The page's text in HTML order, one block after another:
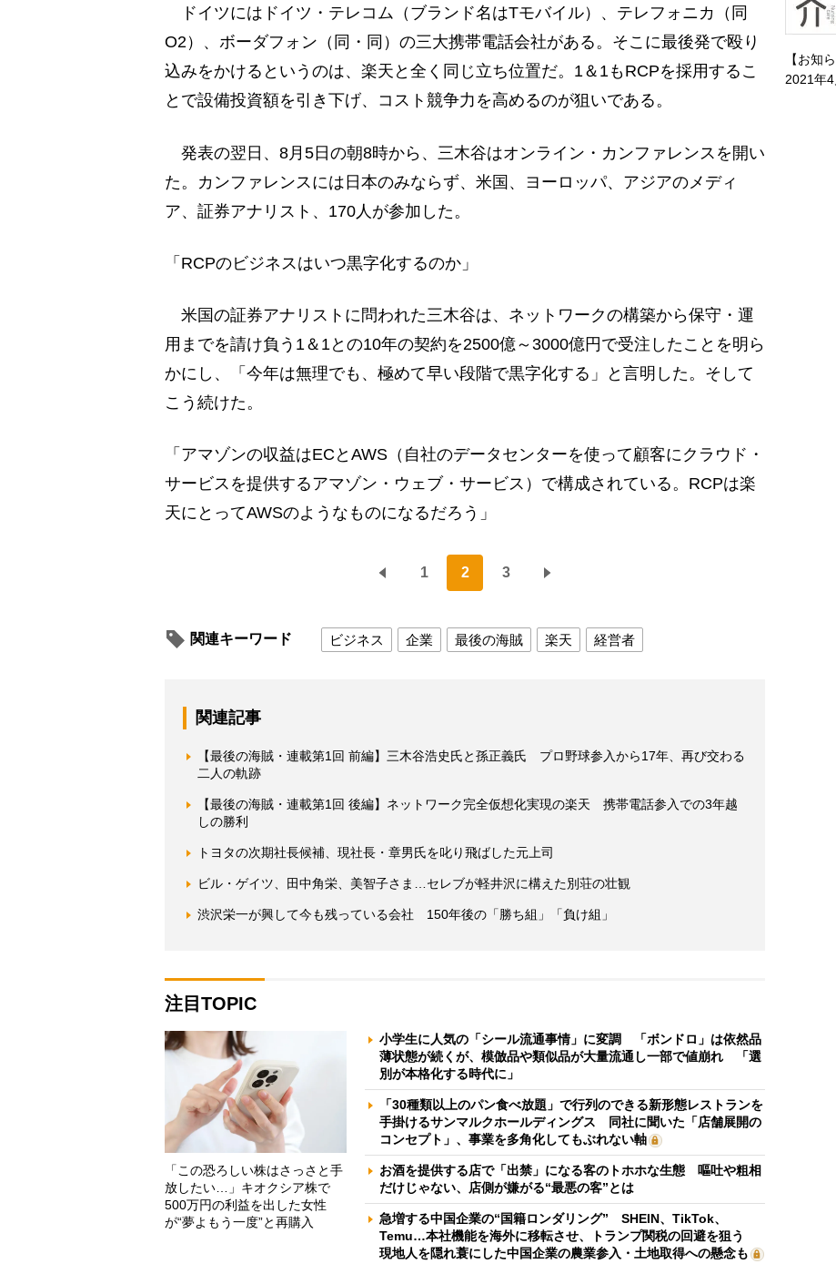
ドイツにはドイツ・テレコム（ブランド名はTモバイル）、テレフォニカ（同
O2）、ボーダフォン（同・同）の三大携帯電話会社がある。そこに最後発で殴り
込みをかけるというのは、楽天と全く同じ立ち位置だ。1＆1もRCPを採用するこ
とで設備投資額を引き下げ、コスト競争力を高めるのが狙いである。
発表の翌日、8月5日の朝8時から、三木谷はオンライン・カンファレンスを開い
た。カンファレンスには日本のみならず、米国、ヨーロッパ、アジアのメディ
ア、証券アナリスト、170人が参加した。
「RCPのビジネスはいつ黒字化するのか」
米国の証券アナリストに問われた三木谷は、ネットワークの構築から保守・運
用までを請け負う1＆1との10年の契約を2500億～3000億円で受注したことを明ら
かにし、「今年は無理でも、極めて早い段階で黒字化する」と言明した。そして
こう続けた。
「アマゾンの収益はECとAWS（自社のデータセンターを使って顧客にクラウド・
サービスを提供するアマゾン・ウェブ・サービス）で構成されている。RCPは楽
天にとってAWSのようなものになるだろう」
1 2 3
関連キーワード ビジネス 企業 最後の海賊 楽天 経営者
関連記事
【最後の海賊・連載第1回 前編】三木谷浩史氏と孫正義氏 プロ野球参入から17年、再び交わる
二人の軌跡
【最後の海賊・連載第1回 後編】ネットワーク完全仮想化実現の楽天 携帯電話参入での3年越
しの勝利
トヨタの次期社長候補、現社長・章男氏を叱り飛ばした元上司
ビル・ゲイツ、田中角栄、美智子さま…セレブが軽井沢に構えた別荘の壮観
渋沢栄一が興して今も残っている会社 150年後の「勝ち組」「負け組」
注目TOPIC
「この恐ろしい株はさっさと手
放したい…」キオクシア株で
500万円の利益を出した女性
が“夢よもう一度”と再購入
小学生に人気の「シール流通事情」に変調 「ボンドロ」は依然品
薄状態が続くが、模倣品や類似品が大量流通し一部で値崩れ 「選
別が本格化する時代に」
「30種類以上のパン食べ放題」で行列のできる新形態レストランを
手掛けるサンマルクホールディングス 同社に聞いた「店舗展開の
コンセプト」、事業を多角化してもぶれない軸
お酒を提供する店で「出禁」になる客のトホホな生態 嘔吐や粗相
だけじゃない、店側が嫌がる“最悪の客”とは
急増する中国企業の“国籍ロンダリング” SHEIN、TikTok、
Temu…本社機能を海外に移転させ、トランプ関税の回避を狙う
現地人を隠れ蓑にした中国企業の農業参入・土地取得への懸念も
【お知
2021年